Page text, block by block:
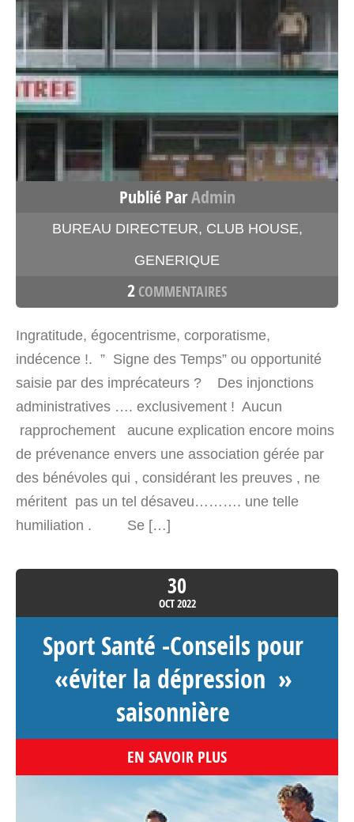
Publié ParAdmin
BUREAU DIRECTEUR, CLUB HOUSE,
GENERIQUE
2 COMMENTAIRES
Ingratitude, égocentrisme, corporatisme,
indécence !. ” Signe des Temps” ou opportunité
saisie par des imprécateurs ? Des injonctions
administratives …. exclusivement ! Aucun
rapprochement aucune explication encore moins
de prévenance envers une association gérée par
des bénévoles qui , considérant les preuves , ne
méritent pas un tel désaveu………. une telle
humiliation . Se […]
30
OCT2022
Sport Santé -Conseils pour
«éviter la dépression »
saisonnière
EN SAVOIR PLUS